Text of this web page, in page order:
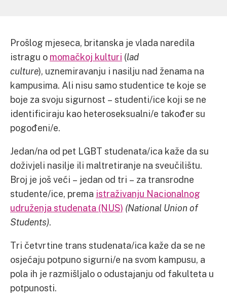
Prošlog mjeseca, britanska je vlada naredila
istragu o momačkoj kulturi (lad
culture), uznemiravanju i nasilju nad ženama na
kampusima. Ali nisu samo studentice te koje se
boje za svoju sigurnost – studenti/ice koji se ne
identificiraju kao heteroseksualni/e također su
pogođeni/e.
Jedan/na od pet LGBT studenata/ica kaže da su
doživjeli nasilje ili maltretiranje na sveučilištu.
Broj je još veći – jedan od tri – za transrodne
studente/ice, prema istraživanju Nacionalnog
udruženja studenata (NUS) (National Union of
Students).
Tri četvrtine trans studenata/ica kaže da se ne
osjećaju potpuno sigurni/e na svom kampusu, a
pola ih je razmišljalo o odustajanju od fakulteta u
potpunosti.